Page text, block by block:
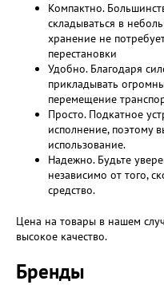
Компактно.
складываться в
хранение не
перестановки
Удобно. Благодаря
прикладывать
перемещение
Просто. Подкатное
исполнение, поэтому
использование.
Надежно. Будьте
независимо от того,
средство.
Цена на товары в нашем
высокое качество.
Бренды